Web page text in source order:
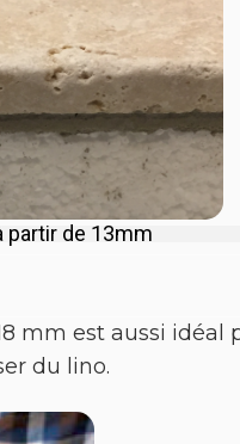
partir de 13mm
mm est aussi idéal
du lino.